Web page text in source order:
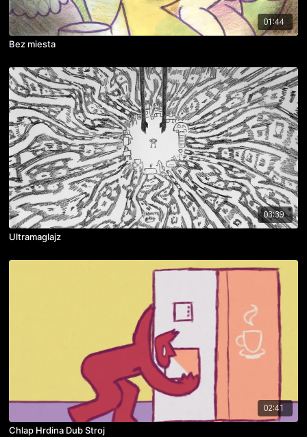
01:44
Bez miesta
03:39
Ultramaglajz
02:41
Chlap Hrdina Dub Stroj